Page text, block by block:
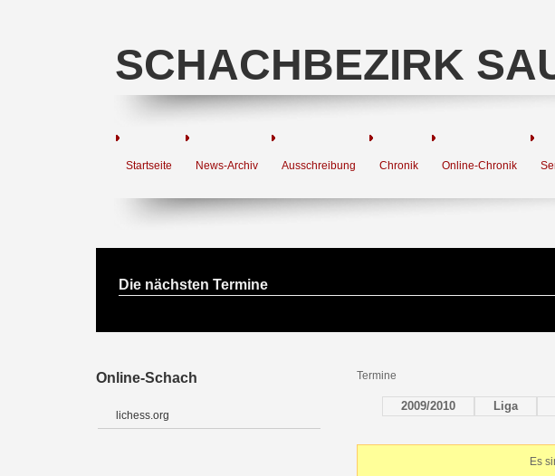
SCHACHBEZIRK
Startseite News-Archiv Ausschreibung Chronik Online-Chronik
Die nächsten Termine
Online-Schach
lichess.org
Termine
2009/2010 Liga
Es